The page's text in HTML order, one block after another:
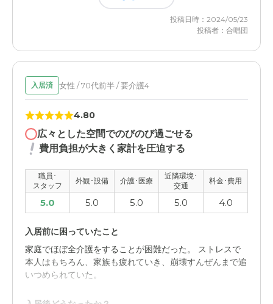
高い気もするが、これが、普通だとも思う。できればもっ
った。認知症予防になる。
職員・スタッフ・他入居者の雰囲気について
他の入居者は 介護レベルもまだ低いので、ほうなので関
係性としては良かったと思います。
外観・内装・居室・設備について
水回りがきれいなのはとても、印象がとてもよかったでで
す。管理が行き届いているな感じ。
医療レベルはあまり高いとも思いませんでしたが、介護レ
ベルは安心して見れました。
近隣環境や交通アクセスについて
投稿日時：2024/05/23
投稿者：合唱団
入居済 女性 / 70代前半 / 要介護4
4.80
広々とした空間でのびのび過ごせる
費用負担が大きく家計を圧迫する
職員･
スタッフ
外観･設備 介護･医療
近隣環境･
交通
料金･費用
5.0 5.0 5.0 5.0 4.0
入居前に困っていたこと
家庭でほぼ全介護をすることが困難だった。 ストレスで
本人はもちろん、家族も疲れていき、崩壊すんぜんまで追
いつめられていた。